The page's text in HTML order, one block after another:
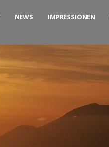
NEWS IMPRESSIONEN